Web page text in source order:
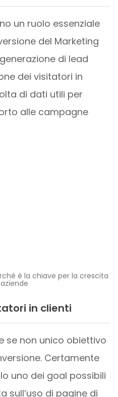
un ruolo essenziale
del Marketing
di lead
dei visitatori in
di dati utili per
alle campagne
è la chiave per la crescita
in clienti
se non unico obiettivo
Certamente
uno dei goal possibili
sull’uso di pagine di